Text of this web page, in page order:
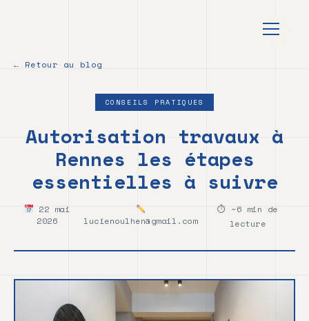
← Retour au blog
CONSEILS PRATIQUES
Autorisation travaux à
Rennes les étapes
essentielles à suivre
22 mai
2026
lucienoulhen@gmail.com
⏱ ~6 min de
lecture